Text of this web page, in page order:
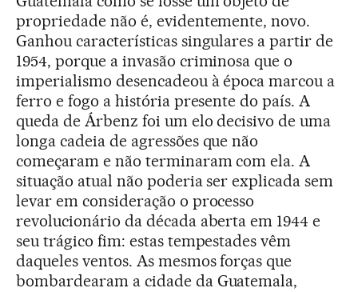
propriedade não é, evidentemente, novo.
Ganhou características singulares a partir de
1954, porque a invasão criminosa que o
imperialismo desencadeou à época marcou a
ferro e fogo a história presente do país. A
queda de Árbenz foi um elo decisivo de uma
longa cadeia de agressões que não
começaram e não terminaram com ela. A
situação atual não poderia ser explicada sem
levar em consideração o processo
revolucionário da década aberta em 1944 e
seu trágico fim: estas tempestades vêm
daqueles ventos. As mesmos forças que
bombardearam a cidade da Guatemala,